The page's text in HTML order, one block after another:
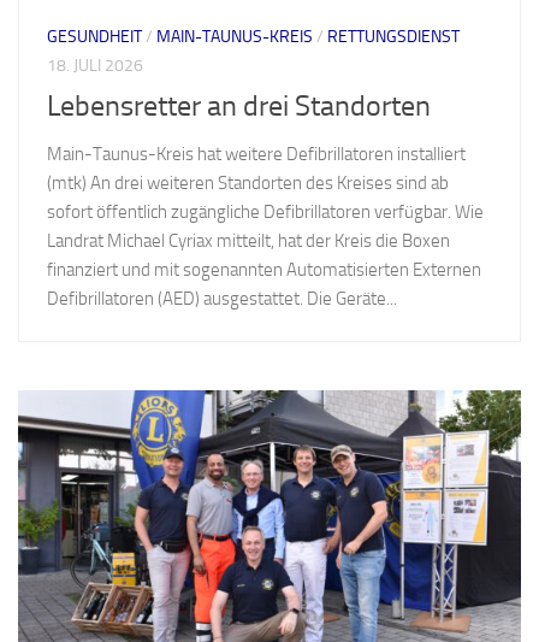
GESUNDHEIT/ MAIN-TAUNUS-KREIS / RETTUNGSDIENST
18. JULI 2026
Lebensretter an drei Standorten
Main-Taunus-Kreis hat weitere Defibrillatoren installiert
(mtk) An drei weiteren Standorten des Kreises sind ab
sofort öffentlich zugängliche Defibrillatoren verfügbar. Wie
Landrat Michael Cyriax mitteilt, hat der Kreis die Boxen
finanziert und mit sogenannten Automatisierten Externen
Defibrillatoren (AED) ausgestattet. Die Geräte...